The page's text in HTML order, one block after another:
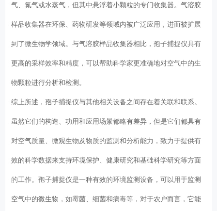
气、氮气或水蒸气，但其中悬浮着小颗粒的专门收集器。气溶胶
样品收集器在环保、药物研发等领域内被广泛应用，进而被扩展
到了微生物学领域。与气溶胶样品收集器相比，孢子捕捉仪具有
更高的采样效率和精度，可以帮助科学家更准确地对空气中的生
物颗粒进行分析和检测。
综上所述，孢子捕捉仪与其他相关设备之间存在着关联和联系。
虽然它们的构造、功用和应用场景都略有差异，但是它们都具有
对空气质量、微观生物及物质的监测和分析能力，致力于提供有
效的科学数据来支持环境保护、健康研究和基础科学研究等方面
的工作。孢子捕捉仪是一种有效的环境监测设备，可以用于监测
空气中的微生物，如霉菌、细菌和病毒等，对于农户而言，它能